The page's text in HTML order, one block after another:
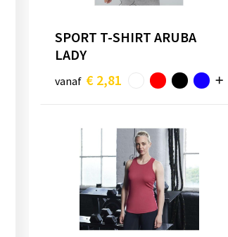
SPORT T-SHIRT ARUBA
LADY
vanaf € 2,81